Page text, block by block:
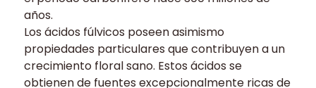
años.
Los ácidos fúlvicos poseen asimismo
propiedades particulares que contribuyen a un
crecimiento floral sano. Estos ácidos se
obtienen de fuentes excepcionalmente ricas de